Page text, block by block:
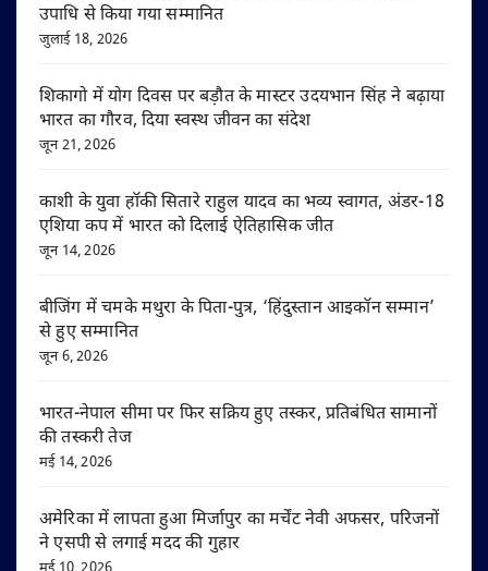
उपाधि से किया गया सम्मानित
जुलाई 18, 2026
शिकागो में योग दिवस पर बड़ौत के मास्टर उदयभान सिंह ने बढ़ाया
भारत का गौरव, दिया स्वस्थ जीवन का संदेश
जून 21, 2026
काशी के युवा हॉकी सितारे राहुल यादव का भव्य स्वागत, अंडर-18
एशिया कप में भारत को दिलाई ऐतिहासिक जीत
जून 14, 2026
बीजिंग में चमके मथुरा के पिता-पुत्र, ‘हिंदुस्तान आइकॉन सम्मान’
से हुए सम्मानित
जून 6, 2026
भारत-नेपाल सीमा पर फिर सक्रिय हुए तस्कर, प्रतिबंधित सामानों
की तस्करी तेज
मई 14, 2026
अमेरिका में लापता हुआ मिर्जापुर का मर्चेंट नेवी अफसर, परिजनों
ने एसपी से लगाई मदद की गुहार